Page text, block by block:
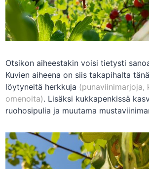
Otsikon aiheestakin voisi tietysti
Kuvien aiheena on siis takapihalta
löytyneitä herkkuja (punaviinimarjoja,
omenoita). Lisäksi kukkapenkissä
ruohosipulia ja muutama